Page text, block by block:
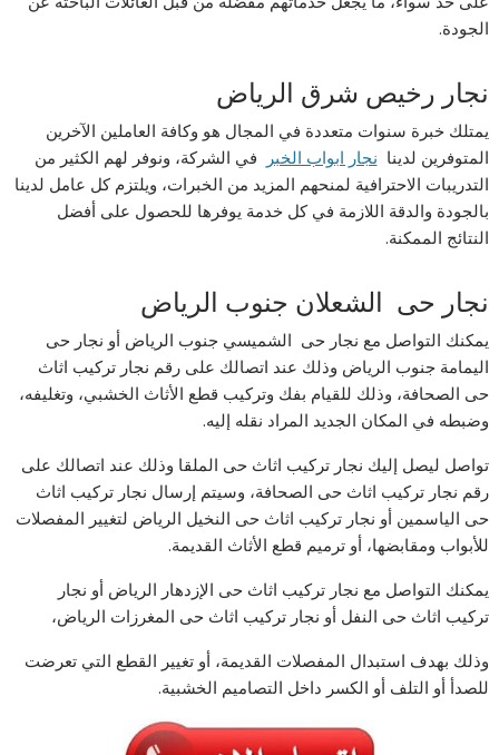
الجودة.
نجار رخيص شرق الرياض
يمتلك خبرة سنوات متعددة في المجال هو وكافة العاملين الآخرين
المتوفرين لدينا نجار ابواب الخبر
في الشركة، ونوفر لهم الكثير من
التدريبات الاحترافية لمنحهم المزيد من الخبرات، ويلتزم كل عامل لدينا
بالجودة والدقة اللازمة في كل خدمة يوفرها للحصول على أفضل
النتائج الممكنة.
نجار حى الشعلان جنوب الرياض
يمكنك التواصل مع نجار حى الشميسي جنوب الرياض أو نجار حى
اليمامة جنوب الرياض وذلك عند اتصالك على رقم نجار تركيب اثاث
حى الصحافة، وذلك للقيام بفك وتركيب قطع الأثاث الخشبي، وتغليفه،
وضبطه في المكان الجديد المراد نقله إليه.
تواصل ليصل إليك نجار تركيب اثاث حى الملقا وذلك عند اتصالك على
رقم نجار تركيب اثاث حى الصحافة، وسيتم إرسال نجار تركيب اثاث
حى الياسمين أو نجار تركيب اثاث حى النخيل الرياض لتغيير المفصلات
للأبواب ومقابضها، أو ترميم قطع الأثاث القديمة.
يمكنك التواصل مع نجار تركيب اثاث حى الإزدهار الرياض أو نجار
تركيب اثاث حى النفل أو نجار تركيب اثاث حى المغرزات الرياض،
وذلك بهدف استبدال المفصلات القديمة، أو تغيير القطع التي تعرضت
للصدأ أو التلف أو الكسر داخل التصاميم الخشبية.